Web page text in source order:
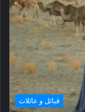
قبائل و عائلات